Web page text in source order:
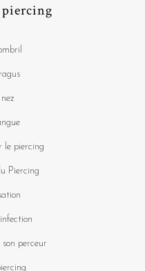
le piercing
Piercing
perceur